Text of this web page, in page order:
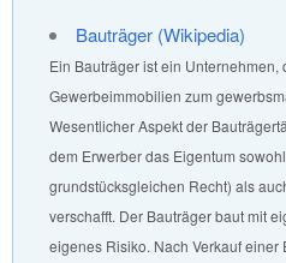
Bauträger (Wikipedia)
Ein Bauträger ist ein Unternehmen,
Gewerbeimmobilien zum
Wesentlicher Aspekt der
dem Erwerber das Eigentum
grundstücksgleichen Recht) als
verschafft. Der Bauträger baut mit
eigenes Risiko. Nach Verkauf einer